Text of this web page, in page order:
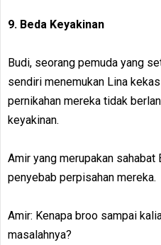
9. Beda Keyakinan
Budi, seorang pemuda yang
sendiri menemukan Lina
pernikahan mereka tidak
keyakinan.
Amir yang merupakan
penyebab perpisahan mereka.
Amir: Kenapa broo sampai
masalahnya?